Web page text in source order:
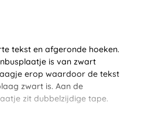
tekst en afgeronde hoeken.
is van zwart
erop waardoor de tekst
zwart is. Aan de
zit dubbelzijdige tape.